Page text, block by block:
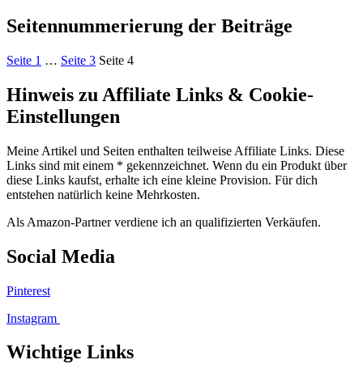
Seitennummerierung der Beiträge
Seite 1 … Seite 3 Seite 4
Hinweis zu Affiliate Links & Cookie-
Einstellungen
Meine Artikel und Seiten enthalten teilweise Affiliate Links. Diese
Links sind mit einem * gekennzeichnet. Wenn du ein Produkt über
diese Links kaufst, erhalte ich eine kleine Provision. Für dich
entstehen natürlich keine Mehrkosten.
Als Amazon-Partner verdiene ich an qualifizierten Verkäufen.
Social Media
Pinterest
Instagram
Wichtige Links